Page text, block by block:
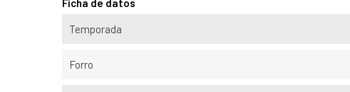
Ficha de datos
Temporada
Forro